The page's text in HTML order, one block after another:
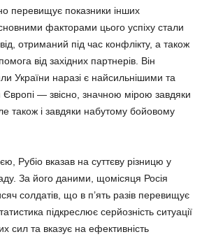
перевищує показники інших
факторами цього успіху стали
отриманий під час конфлікту, а також
від західних партнерів. Він
України наразі є найсильнішими та
Європі — звісно, значною мірою завдяки
також і завдяки набутому бойовому
Рубіо вказав на суттєву різницю у
За його даними, щомісяця Росія
солдатів, що в п’ять разів перевищує
підкреслює серйозність ситуації
сил та вказує на ефективність